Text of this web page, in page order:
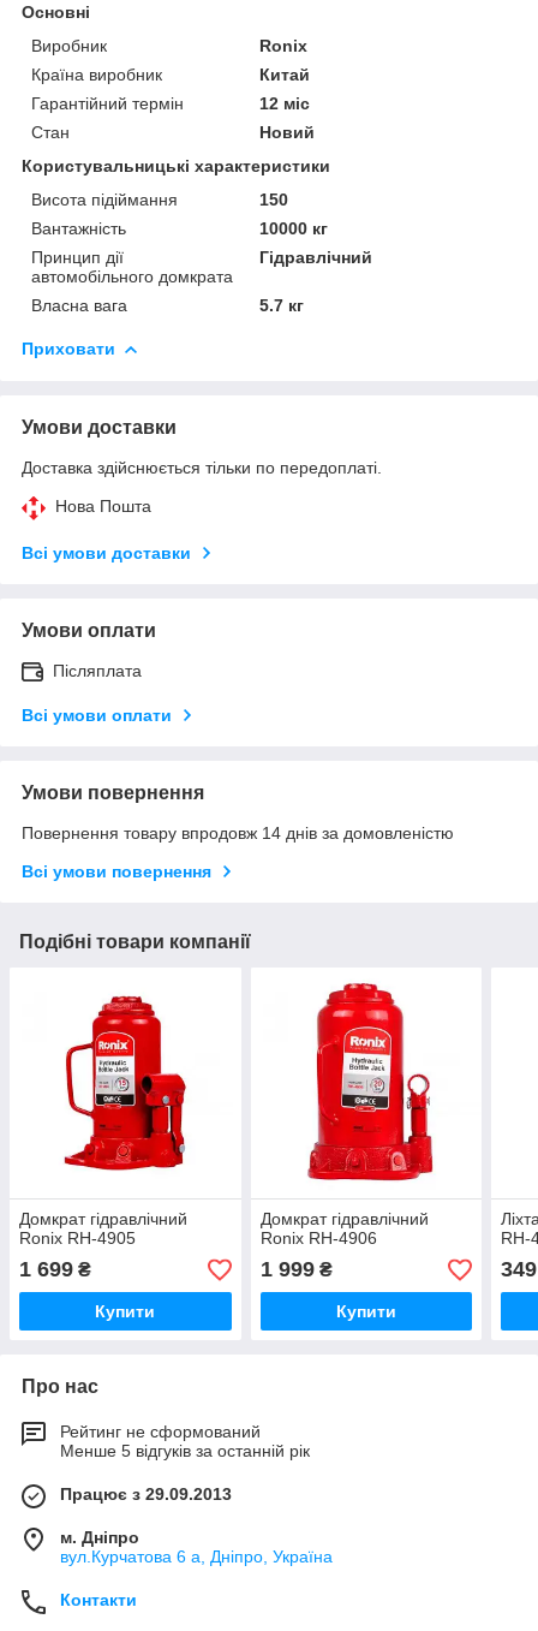
Основні
Виробник
Ronix
Країна виробник
Китай
Гарантійний термін
12 міс
Стан
Новий
Користувальницькі характеристики
Висота підіймання
150
Вантажність
10000 кг
Принцип дії
автомобільного домкрата
Гідравлічний
Власна вага 5.7 кг
Приховати
Умови доставки
Доставка здійснюється тільки по передоплаті.
Нова Пошта
Всі умови доставки
Умови оплати
Післяплата
Всі умови оплати
Умови повернення
Повернення товару впродовж 14 днів за домовленістю
Всі умови повернення
Подібні товари компанії
Домкрат гідравлічний
Ronix RH-4905
1 699 ₴
Купити
Домкрат гідравлічний
Ronix RH-4906
1 999₴
Купити
RH-
349
Про нас
Рейтинг не сформований
Менше 5 відгуків за останній рік
Працює з 29.09.2013
м. Дніпро
вул.Курчатова 6 а, Дніпро, Україна
Контакти